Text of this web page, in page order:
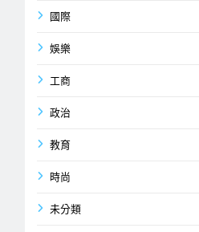
國際
娛樂
工商
政治
教育
時尚
未分類